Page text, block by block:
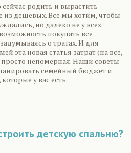
родить и вырастить
из дешевых. Все мы хотим, чтобы
но далеко не у всех
покупать все
о тратах. И для
эта новая статья затрат (на все,
непомерная. Наши советы
семейный бюджет и
у вас есть.
детскую спальню?